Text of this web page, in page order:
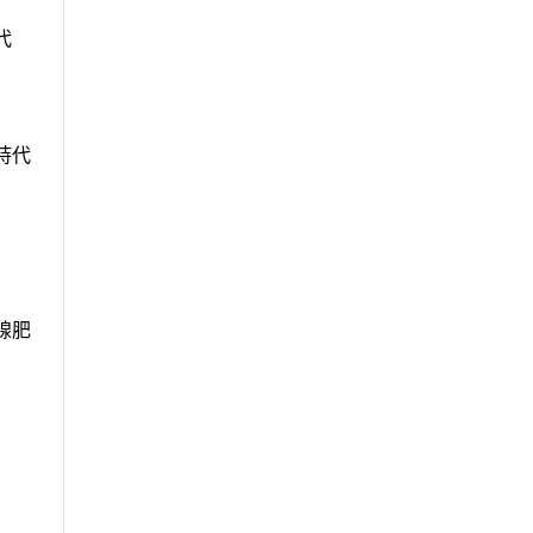
代
肥